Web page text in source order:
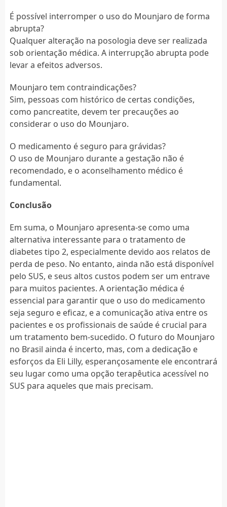
É possível interromper o uso do Mounjaro de forma
abrupta?
Qualquer alteração na posologia deve ser realizada
sob orientação médica. A interrupção abrupta pode
levar a efeitos adversos.
Mounjaro tem contraindicações?
Sim, pessoas com histórico de certas condições,
como pancreatite, devem ter precauções ao
considerar o uso do Mounjaro.
O medicamento é seguro para grávidas?
O uso de Mounjaro durante a gestação não é
recomendado, e o aconselhamento médico é
fundamental.
Conclusão
Em suma, o Mounjaro apresenta-se como uma
alternativa interessante para o tratamento de
diabetes tipo 2, especialmente devido aos relatos de
perda de peso. No entanto, ainda não está disponível
pelo SUS, e seus altos custos podem ser um entrave
para muitos pacientes. A orientação médica é
essencial para garantir que o uso do medicamento
seja seguro e eficaz, e a comunicação ativa entre os
pacientes e os profissionais de saúde é crucial para
um tratamento bem-sucedido. O futuro do Mounjaro
no Brasil ainda é incerto, mas, com a dedicação e
esforços da Eli Lilly, esperançosamente ele encontrará
seu lugar como uma opção terapêutica acessível no
SUS para aqueles que mais precisam.